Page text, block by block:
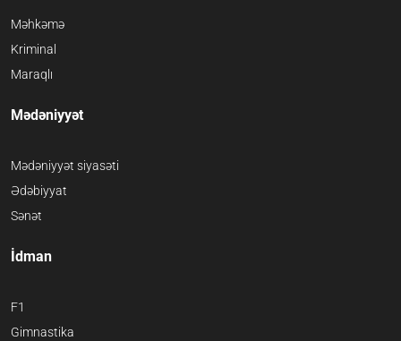
Məhkəmə
Kriminal
Maraqlı
Mədəniyyət
Mədəniyyət siyasəti
Ədəbiyyat
Sənət
İdman
F1
Gimnastika